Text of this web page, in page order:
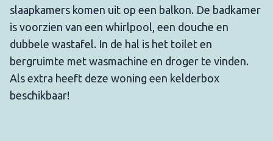
slaapkamers komen uit op een balkon. De badkamer
is voorzien van een whirlpool, een douche en
dubbele wastafel. In de hal is het toilet en
bergruimte met wasmachine en droger te vinden.
Als extra heeft deze woning een kelderbox
beschikbaar!